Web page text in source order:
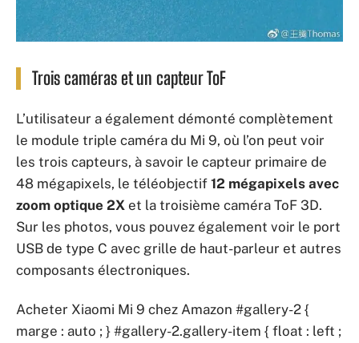
Trois caméras et un capteur ToF
L’utilisateur a également démonté complètement
le module triple caméra du Mi 9, où l’on peut voir
les trois capteurs, à savoir le capteur primaire de
48 mégapixels, le téléobjectif 12 mégapixels avec
zoom optique 2X et la troisième caméra ToF 3D.
Sur les photos, vous pouvez également voir le port
USB de type C avec grille de haut-parleur et autres
composants électroniques.
Acheter Xiaomi Mi 9 chez Amazon #gallery-2 {
marge : auto ; } #gallery-2.gallery-item { float : left ;